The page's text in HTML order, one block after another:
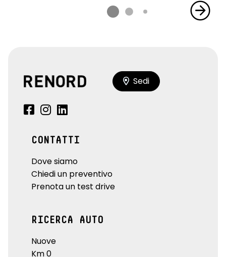
Sedi
CONTATTI
Dove siamo
Chiedi un preventivo
Prenota un test drive
RICERCA AUTO
Nuove
Km 0